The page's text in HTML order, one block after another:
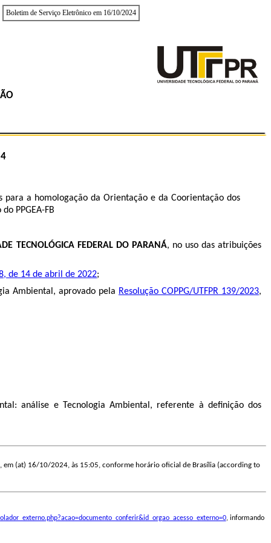
Boletim de Serviço Eletrônico em 16/10/2024
a homologação da Orientação e da Coorientação dos
PPGEA-FB
TECNOLÓGICA FEDERAL DO PARANÁ, no uso das atribuições
de 14 de abril de 2022;
Ambiental, aprovado pela Resolução COPPG/UTFPR 139/2023,
análise e Tecnologia Ambiental, referente à definição dos
, em (at) 16/10/2024, às 15:05, conforme horário oficial de Brasília (according to
, informando